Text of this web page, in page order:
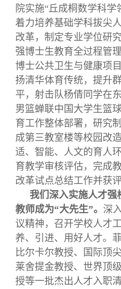
院实施“丘成桐数学科学
着力培养基础学科拔尖
改革，制定专业学位研
强博士生教育全过程管
博士公共卫生与健康项
扬清华体育传统，提升
平，射击队杨倩同学在
男篮蝉联中国大学生篮
育工作整体部署，研究
成第三教室楼等校园改
适、智能、人文的育人
育教学审核评估，完成
改革试点总结工作并获评
我们深入实施人才强
教师成为“大先生”。 深
议精神，召开学校人才
养、引进、用好人才。
比尔卡尔教授、国际顶
莱舍提金教授、世界顶
授等一批杰出人才入职清